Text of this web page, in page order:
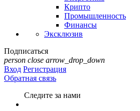
Крипто
Промышленность
Финансы
Эксклюзив
Подписаться
person close arrow_drop_down
Вход Регистрация
Обратная связь
Следите за нами